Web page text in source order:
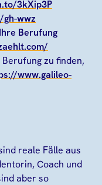
3kXip3P
wwz
Berufung
zu finden,
www.galileo-
reale Fälle aus
Coach und
aber so